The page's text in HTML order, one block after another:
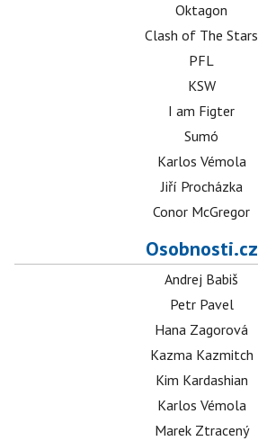
Oktagon
Clash of The Stars
PFL
KSW
I am Figter
Sumó
Karlos Vémola
Jiří Procházka
Conor McGregor
Osobnosti.cz
Andrej Babiš
Petr Pavel
Hana Zagorová
Kazma Kazmitch
Kim Kardashian
Karlos Vémola
Marek Ztracený